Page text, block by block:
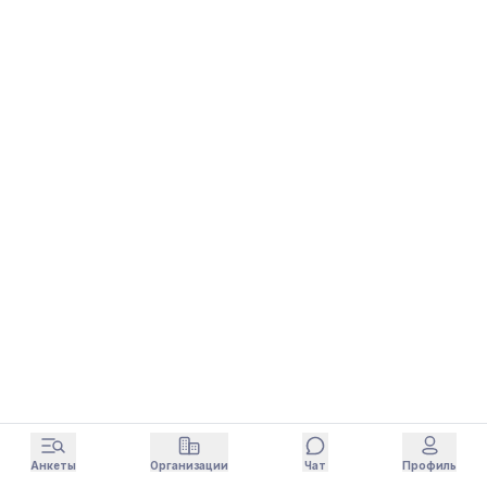
Анкеты Организации Чат Профиль